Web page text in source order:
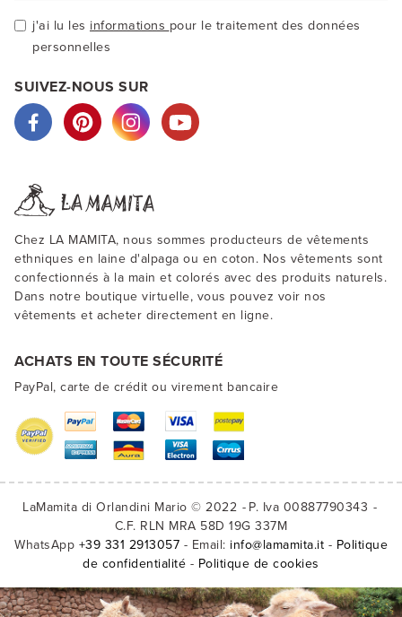
j'ai lu les informations pour le traitement des données
personnelles
SUIVEZ-NOUS SUR
Chez LA MAMITA, nous sommes producteurs de vêtements
ethniques en laine d'alpaga ou en coton. Nos vêtements sont
confectionnés à la main et colorés avec des produits naturels.
Dans notre boutique virtuelle, vous pouvez voir nos
vêtements et acheter directement en ligne.
ACHATS EN TOUTE SÉCURITÉ
PayPal, carte de crédit ou virement bancaire
LaMamita di Orlandini Mario © 2022
P. Iva 00887790343
C.F. RLN MRA 58D 19G 337M
WhatsApp +39 331 2913057 - Email: info@lamamita.it - Politique
de confidentialité - Politique de cookies